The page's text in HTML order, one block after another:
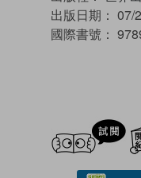
出版日期： 07/
國際書號：